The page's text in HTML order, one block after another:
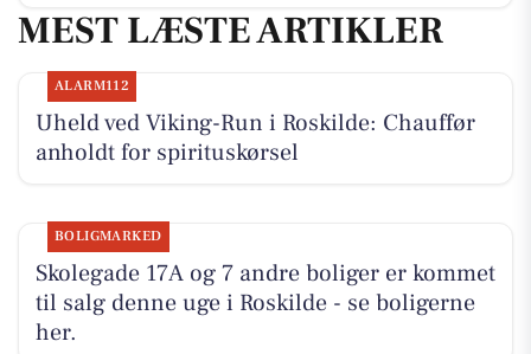
MEST LÆSTE ARTIKLER
ALARM112
Uheld ved Viking-Run i Roskilde: Chauffør
anholdt for spirituskørsel
BOLIGMARKED
Skolegade 17A og 7 andre boliger er kommet
til salg denne uge i Roskilde - se boligerne
her.